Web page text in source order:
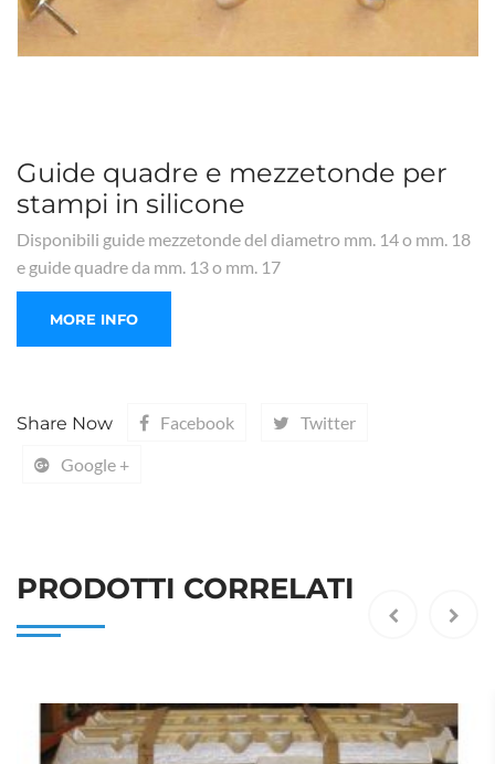
Guide quadre e mezzetonde per
stampi in silicone
Disponibili guide mezzetonde del diametro mm. 14 o mm. 18
e guide quadre da mm. 13 o mm. 17
Share Now Facebook
Twitter
Google +
PRODOTTI CORRELATI